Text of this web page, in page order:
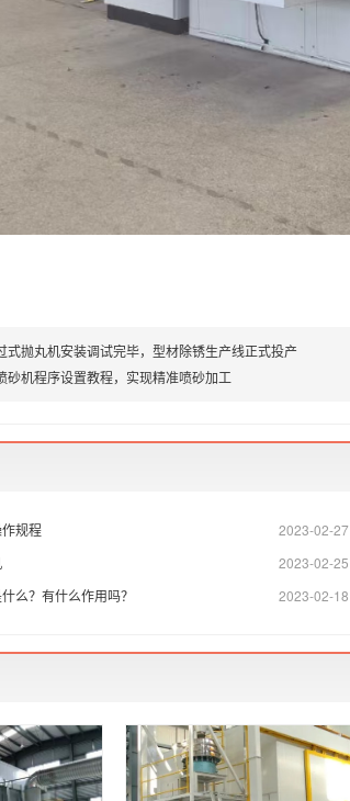
式抛丸机安装调试完毕，型材除锈生产线正式投产
砂机程序设置教程，实现精准喷砂加工
2023-02-27
规程
2023-02-25
2023-02-18
么？有什么作用吗？